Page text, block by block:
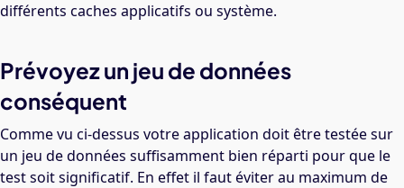
différents caches applicatifs ou système.
Prévoyez un jeu de données
conséquent
Comme vu ci-dessus votre application doit être testée sur
un jeu de données suffisamment bien réparti pour que le
test soit significatif. En effet il faut éviter au maximum de